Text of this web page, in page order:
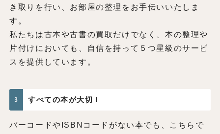
き取りを行い、お部屋の整理をお手伝いいたしま
す。
私たちは古本や古書の買取だけでなく、本の整理や
片付けにおいても、自信を持って５つ星級のサービ
スを提供しています。
3 すべての本が大切！
バーコードやISBNコードがない本でも、こちらで